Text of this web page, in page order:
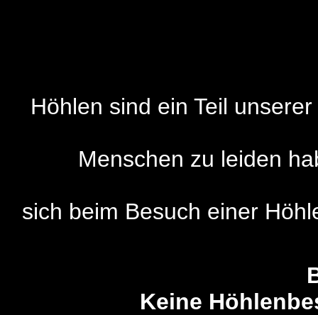
Höhlen sind ein Teil
Menschen zu leiden
sich beim Besuch einer
Keine